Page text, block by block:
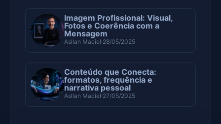
Imagem Profissional: Visual,
Fotos e Coerência com a
Mensagem
Asllan Maciel 28/05/2025
Conteúdo que Conecta:
formatos, frequência e
narrativa pessoal
Asllan Maciel 27/05/2025